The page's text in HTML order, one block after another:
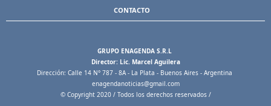
CONTACTO
GRUPO ENAGENDA S.R.L
Director: Lic. Marcel Aguilera
Dirección: Calle 14 N° 787 - 8A - La Plata - Buenos Aires - Argentina
enagendanoticias@gmail.com
© Copyright 2020 / Todos los derechos reservados /